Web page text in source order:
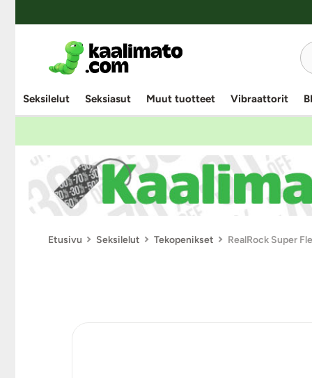
Seksilelut Seksiasut Muut tuotteet Vibraattorit
Etusivu Seksilelut Tekopenikset RealRock Super